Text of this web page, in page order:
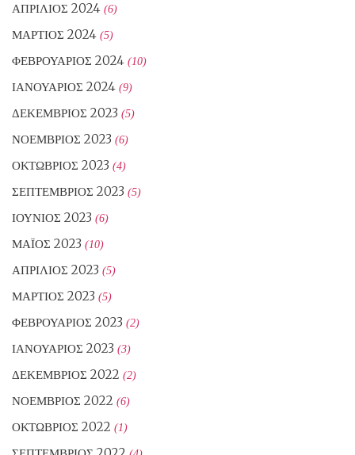
ΑΠΡΊΛΙΟΣ 2024 (6)
ΜΆΡΤΙΟΣ 2024 (5)
ΦΕΒΡΟΥΆΡΙΟΣ 2024 (10)
ΙΑΝΟΥΆΡΙΟΣ 2024 (9)
ΔΕΚΈΜΒΡΙΟΣ 2023 (5)
ΝΟΈΜΒΡΙΟΣ 2023 (6)
ΟΚΤΏΒΡΙΟΣ 2023 (4)
ΣΕΠΤΈΜΒΡΙΟΣ 2023 (5)
ΙΟΎΝΙΟΣ 2023 (6)
ΜΆΙΟΣ 2023 (10)
ΑΠΡΊΛΙΟΣ 2023 (5)
ΜΆΡΤΙΟΣ 2023 (5)
ΦΕΒΡΟΥΆΡΙΟΣ 2023 (2)
ΙΑΝΟΥΆΡΙΟΣ 2023 (3)
ΔΕΚΈΜΒΡΙΟΣ 2022 (2)
ΝΟΈΜΒΡΙΟΣ 2022 (6)
ΟΚΤΏΒΡΙΟΣ 2022 (1)